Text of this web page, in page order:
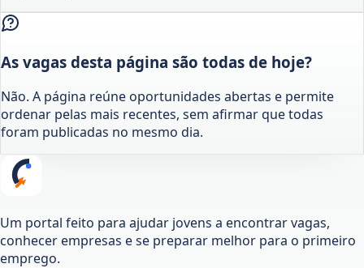
As vagas desta página são todas de hoje?
Não. A página reúne oportunidades abertas e permite
ordenar pelas mais recentes, sem afirmar que todas
foram publicadas no mesmo dia.
Um portal feito para ajudar jovens a encontrar vagas,
conhecer empresas e se preparar melhor para o primeiro
emprego.